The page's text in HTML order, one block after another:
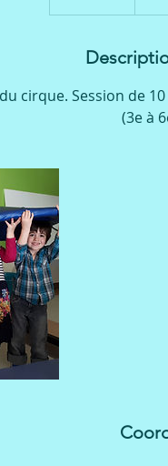
e
m
n
é
cirque. Session de
(3e à